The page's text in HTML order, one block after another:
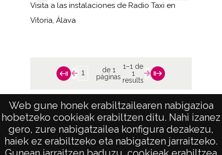
Web gune honek erabiltzailearen nabigazioa
hobetzeko cookieak erabiltzen ditu. Nahi izanez
gero, zure nabigatzailea konfigura dezakezu,
haiek ez erabiltzeko eta nabigatzen jarraitzeko.
Visita a las instalaciones de Radio Taxi en
Vitoria, Álava
de 1
páginas
1–1 de
1
results